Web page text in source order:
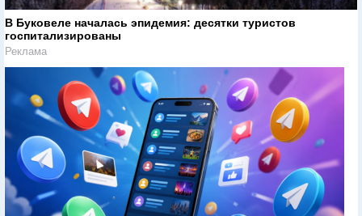
В Буковеле началась эпидемия: десятки туристов
госпитализированы
Реклама